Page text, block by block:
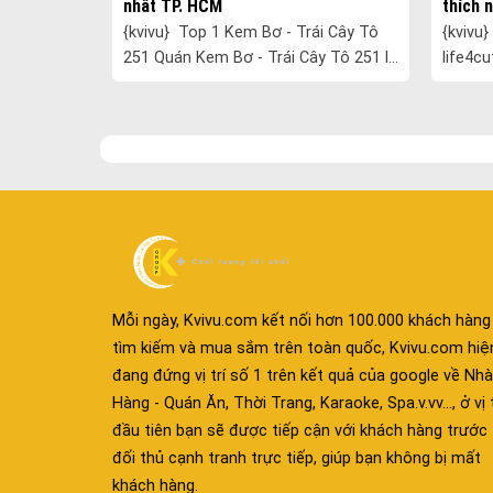
nhất TP. HCM
{kvivu} Top 1 Kem Bơ - Trái Cây Tô
251 Quán Kem Bơ - Trái Cây Tô 251 là
thích
{kvivu} Top 1 life4cut_vietnam
Mỗi ngày, Kvivu.com kết nối hơn 100.000 khách hàng
tìm kiếm và mua sắm trên toàn quốc, Kvivu.com
đang đứng vị trí số 1 trên kết quả của google về Nhà
Hàng - Quán Ăn, Thời Trang, Karaoke, Spa.v.vv..., ở vị
đầu tiên bạn sẽ được tiếp cận với khách hàng trước
đối thủ cạnh tranh trực tiếp, giúp bạn không bị mất
khách hàng.